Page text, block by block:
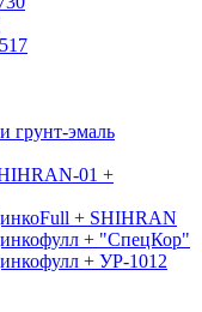
грунт-эмаль
01 +
+ SHIHRAN
+ "СпецКор"
+ УР-1012